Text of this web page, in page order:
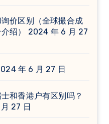
价区别（全球撮合成
绍）
2024 年 6 月 27
年 6 月 27 日
和香港户有区别吗？
27 日